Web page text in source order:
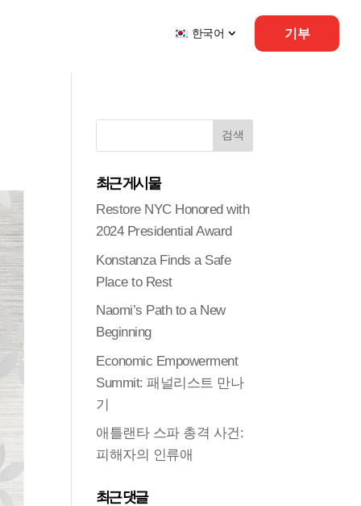
한국어 기부
최근 게시물
Restore NYC Honored with
2024 Presidential Award
Konstanza Finds a Safe
Place to Rest
Naomi’s Path to a New
Beginning
Economic Empowerment
Summit: 패널리스트 만나
기
애틀랜타 스파 총격 사건:
피해자의 인류애
최근 댓글